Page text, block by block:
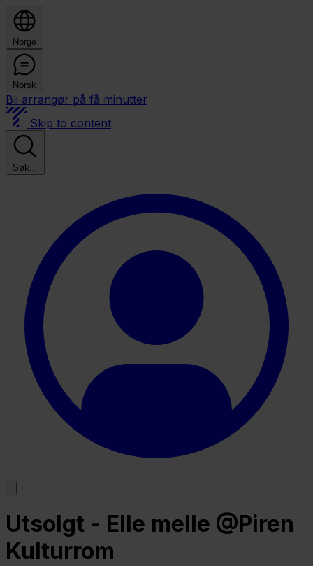
Norge
Norsk
Bli arrangør på få minutter
Skip to content
Søk...
Utsolgt - Elle melle @Piren
Kulturrom